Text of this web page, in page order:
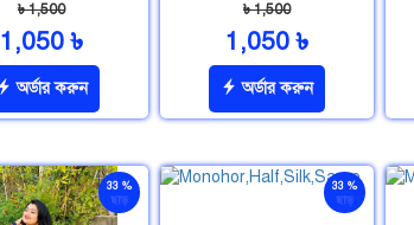
৳ 1,500
1,050 ৳
অর্ডার করুন
৳ 1,500
1,050 ৳
অর্ডার করুন
33 %
ছাড়
33 %
ছাড়